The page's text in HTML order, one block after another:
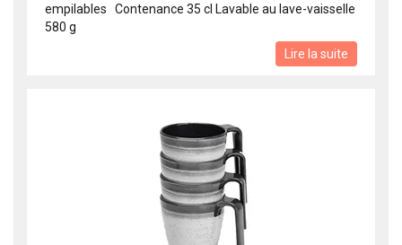
empilables Contenance 35 cl Lavable au lave-vaisselle
580 g
Lire la suite